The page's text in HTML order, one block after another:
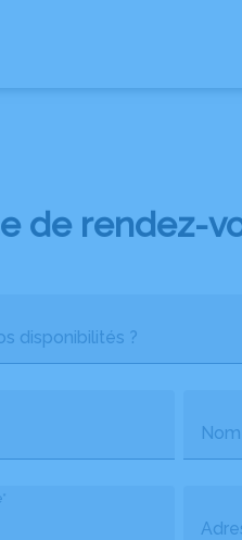
de rendez-
disponibilités ?